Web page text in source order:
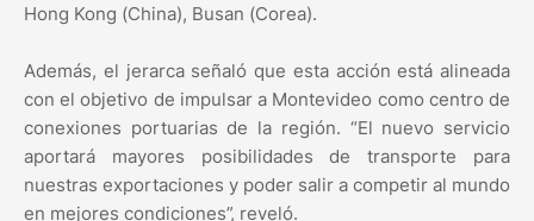
Hong Kong (China), Busan (Corea).
Además, el jerarca señaló que esta acción está alineada
con el objetivo de impulsar a Montevideo como centro de
conexiones portuarias de la región. “El nuevo servicio
aportará mayores posibilidades de transporte para
nuestras exportaciones y poder salir a competir al mundo
en mejores condiciones”, reveló.